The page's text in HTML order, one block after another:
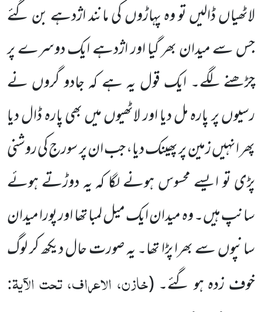
لاٹھیاں ڈالیںتو وہ پہاڑوں کی مانند اژدہے بن گئے
جس سے میدان بھر گیا اور اژدہے ایک دوسرے پر
چڑھنے لگے۔ ایک قول یہ ہے کہ جادو گروں نے
رسیوں پر پارہ مل دیا اور لاٹھیوں میں بھی پارہ ڈال دیا
پھر انہیں زمین پر پھینک دیا، جب ان پر سورجکی روشنی
پڑی تو ایسے محسوس ہونے لگا کہ یہ دوڑتے ہوئے
سانپ ہیں۔ وہ میدان ایک میل لمبا تھا اور پورا میدان
سانپوںسے بھرا پڑا تھا۔ یہ صورت حال دیکھ کر لوگ
خوف زدہ ہو گئے۔ (خازن، الاعراف، تحت الآیۃ: